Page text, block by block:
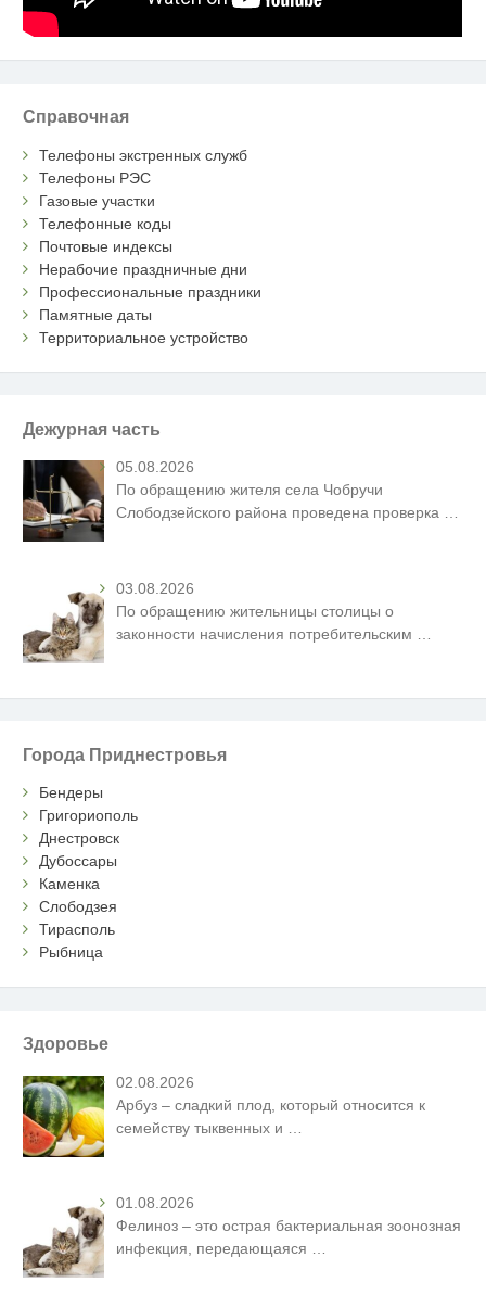
Справочная
Телефоны экстренных служб
Телефоны РЭС
Газовые участки
Телефонные коды
Почтовые индексы
Нерабочие праздничные дни
Профессиональные праздники
Памятные даты
Территориальное устройство
Дежурная часть
05.08.2026
По обращению жителя села Чобручи
Слободзейского района проведена проверка …
03.08.2026
По обращению жительницы столицы о
законности начисления потребительским
Города Приднестровья
Бендеры
Григориополь
Днестровск
Дубоссары
Каменка
Слободзея
Тирасполь
Рыбница
Здоровье
02.08.2026
Арбуз – сладкий плод, который относится к
семейству тыквенных и
01.08.2026
Фелиноз – это острая бактериальная зоонозная
инфекция, передающаяся